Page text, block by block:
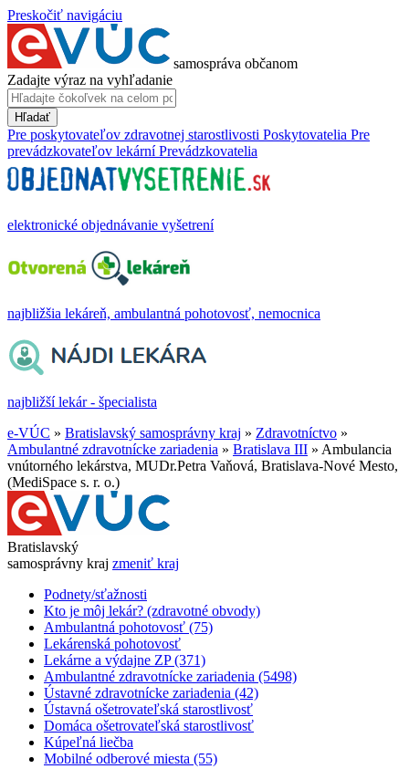
Preskočiť navigáciu
samospráva občanom
Zadajte výraz na vyhľadanie
Hľadať
Pre poskytovateľov zdravotnej starostlivosti Poskytovatelia Pre
prevádzkovateľov lekární Prevádzkovatelia
elektronické objednávanie vyšetrení
najbližšia lekáreň, ambulantná pohotovosť, nemocnica
najbližší lekár - špecialista
e-VÚC » Bratislavský samosprávny kraj » Zdravotníctvo »
Ambulantné zdravotnícke zariadenia » Bratislava III » Ambulancia
vnútorného lekárstva, MUDr.Petra Vaňová, Bratislava-Nové Mesto,
(MediSpace s. r. o.)
Bratislavský
samosprávny kraj zmeniť kraj
Podnety/sťažnosti
Kto je môj lekár? (zdravotné obvody)
Ambulantná pohotovosť (75)
Lekárenská pohotovosť
Lekárne a výdajne ZP (371)
Ambulantné zdravotnícke zariadenia (5498)
Ústavné zdravotnícke zariadenia (42)
Ústavná ošetrovateľská starostlivosť
Domáca ošetrovateľská starostlivosť
Kúpeľná liečba
Mobilné odberové miesta (55)